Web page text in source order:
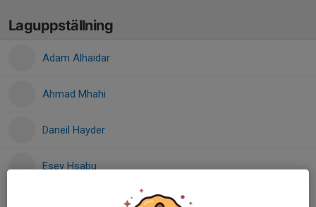
Laguppställning
Adam Alhaidar
Ahmad Mhahi
Daneil Hayder
Esey Hsabu